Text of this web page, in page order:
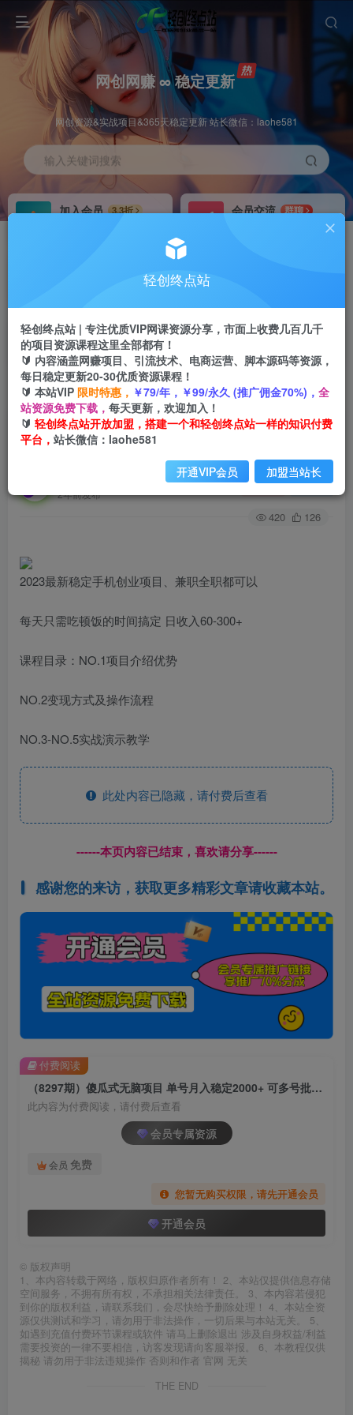
网创网赚 ∞ 稳定更新
网创资源&实战项目&365天稳定更新 站长微信：laohe581
输入关键词搜索
加入会员
3.3折
会员交流
群聊
首页 创业课程 会员专属 正文
（8297期）傻瓜式无脑项目 单号月入稳定2000+
可多号批量操作 多多视频搬砖全新玩法
2年前发布
关注 私信
420 126
2023最新稳定手机创业项目、兼职全职都可以
每天只需吃顿饭的时间搞定 日收入60-300+
课程目录：NO.1项目介绍优势
NO.2变现方式及操作流程
NO.3-NO.5实战演示教学
此处内容已隐藏，请付费后查看
------本页内容已结束，喜欢请分享------
感谢您的来访，获取更多精彩文章请收藏本站。
（8297期）傻瓜式无脑项目 单号月入稳定2000+ 可多号批量操作 多多视频搬砖全新玩法
此内容为付费阅读，请付费后查看
会员专属资源
会员 免费
您暂无购买权限，请先开通会员
开通会员
付费阅读
© 版权声明
1、本内容转载于网络，版权归原作者所有！ 2、本站仅提供信息存储
空间服务，不拥有所有权，不承担相关法律责任。 3、本内容若侵犯
到你的版权利益，请联系我们，会尽快给予删除处理！ 4、本站全资
源仅供测试和学习，请勿用于非法操作，一切后果与本站无关。 5、
如遇到充值付费环节课程或软件 请马上删除退出 涉及自身权益/利益
需要投资的一律不要相信，访客发现请向客服举报。 6、本教程仅供
揭秘 请勿用于非法违规操作 否则和作者 官网 无关
THE END
轻创终点站
轻创终点站 | 专注优质VIP网课资源分享，市面上收费几百几千
的项目资源课程这里全部都有！
🔰 内容涵盖网赚项目、引流技术、电商运营、脚本源码等资源，
每日稳定更新20-30优质资源课程！
🔰 本站VIP 限时特惠， ￥79/年，￥99/永久 (推广佣金70%)， 全
站资源免费下载， 每天更新，欢迎加入！
🔰 轻创终点站开放加盟，搭建一个和轻创终点站一样的知识付费
平台， 站长微信：laohe581
开通VIP会员 加盟当站长